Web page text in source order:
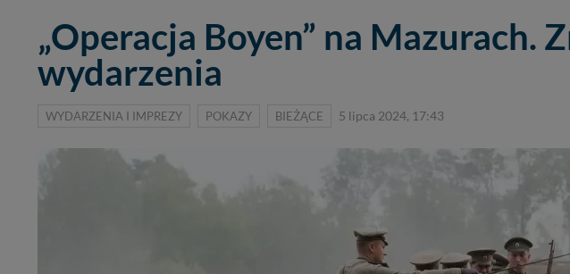
„Operacja Boyen” na Mazurach.
wydarzenia
WYDARZENIA I IMPREZY POKAZY BIEŻĄCE 5 lipca 2024, 17:43